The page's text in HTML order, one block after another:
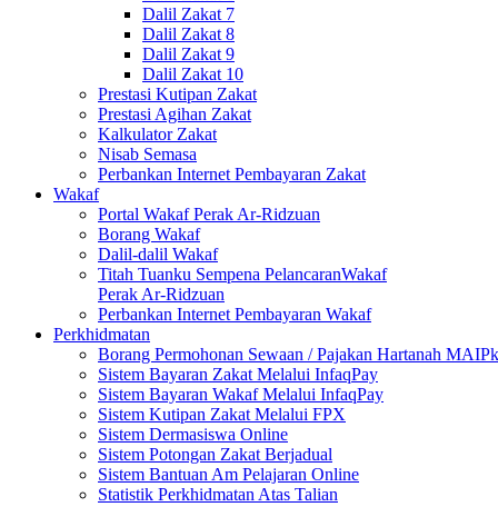
Dalil Zakat 7
Dalil Zakat 8
Dalil Zakat 9
Dalil Zakat 10
Prestasi Kutipan Zakat
Prestasi Agihan Zakat
Kalkulator Zakat
Nisab Semasa
Perbankan Internet Pembayaran Zakat
Wakaf
Portal Wakaf Perak Ar-Ridzuan
Borang Wakaf
Dalil-dalil Wakaf
Titah Tuanku Sempena PelancaranWakaf
Perak Ar-Ridzuan
Perbankan Internet Pembayaran Wakaf
Perkhidmatan
Borang Permohonan Sewaan / Pajakan Hartanah MAIPk
Sistem Bayaran Zakat Melalui InfaqPay
Sistem Bayaran Wakaf Melalui InfaqPay
Sistem Kutipan Zakat Melalui FPX
Sistem Dermasiswa Online
Sistem Potongan Zakat Berjadual
Sistem Bantuan Am Pelajaran Online
Statistik Perkhidmatan Atas Talian